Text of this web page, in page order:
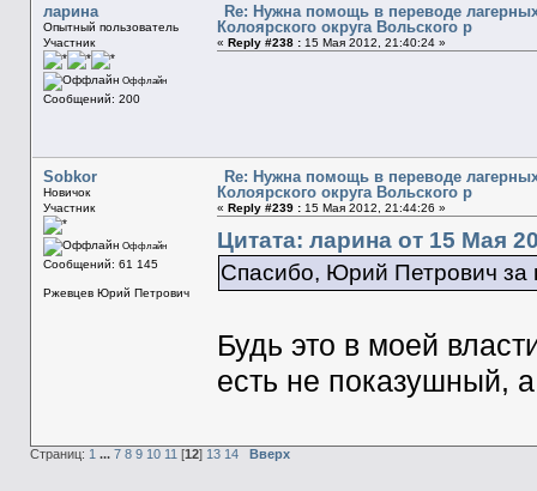
ларина
Опытный пользователь
Участник
Оффлайн
Сообщений: 200
Re: Нужна помощь в переводе
Колоярского округа Вольского р
« Reply #238 :15 Мая 2012, 21:40:24 »
Sobkor
Новичок
Участник
Оффлайн
Сообщений: 61 145
Ржевцев Юрий Петрович
Re: Нужна помощь в переводе
Колоярского округа Вольского р
« Reply #239 :15 Мая 2012, 21:44:26 »
Цитата: ларина от 15 Мая
Спасибо, Юрий Петрович за
Будь это в моей
есть не показушный,
Страниц: 1 ... 7 8 9 10 11 [12] 13 14 Вверх